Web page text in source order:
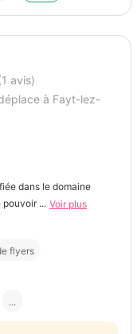
avis)
à Fayt-lez-
dans le domaine
... Voir plus
flyers
...